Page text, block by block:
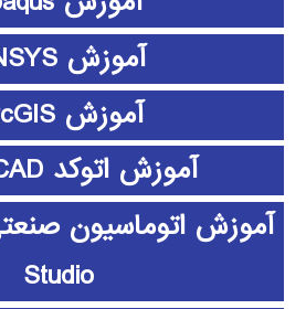
آموزش ANSYS
آموزش ArcGIS
آموزش اتوکد AUTOCAD
Studio